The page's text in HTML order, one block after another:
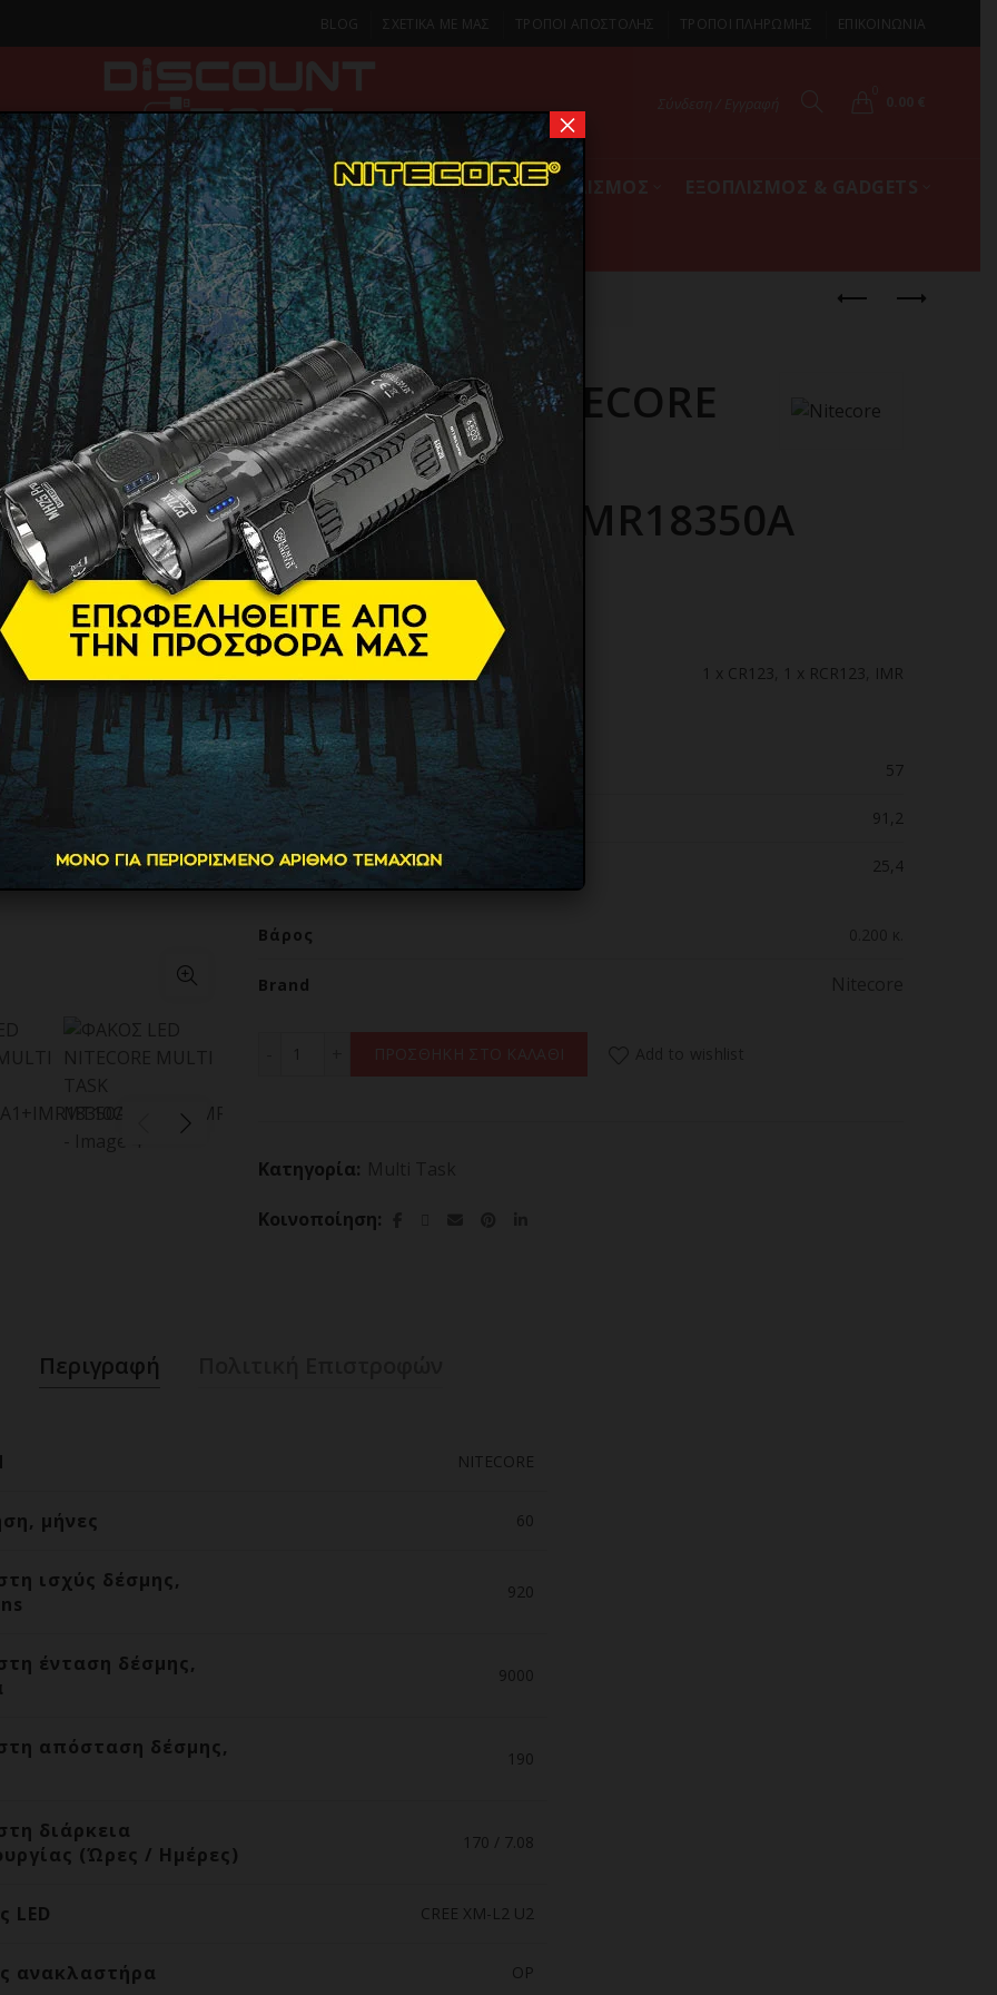
BLOG ΣΧΕΤΙΚΑ ΜΕ ΜΑΣ ΤΡΟΠΟΙ ΑΠΟΣΤΟΛΗΣ ΤΡΟΠΟΙ ΠΛΗΡΩΜΗΣ ΕΠΙΚΟΙΝΩΝΙΑ
SMARTPHONES & TABLETS ΦΑΚΟΙ ΟΙΚΙΑΚΟΣ ΕΞΟΠΛΙΣΜΟΣ
ΦΡΟΝΤΙΔΑ
Multi Task ΦΑΚΟΣ LED NITECORE MULTI TASK MT10C+LMA1+IMR18350A
ΦΑΚΟΣ LED NITECORE
MULTI TASK
MT10C+LMA1+IMR18350A
89.90€
Τροφοδοσία
Μπαταρία 1 x CR123 1 x RCR123 IMR
Διαστάσεις και βάρος
Βάρος, g 57
Μήκος, mm 91,2
Μέγεθος κεφαλής, mm 25,4
Βάρος
Brand
Κατηγορία:
Κοινοποίηση
Περιγραφή
NITECORE
μήνες 60
ισχύς δέσμης,
920
ένταση δέσμης,
9000
απόσταση δέσμης, 190
διάρκεια
(Ώρες / Ημέρες)
170 / 7.08
LED CREE XM-L2 U2
ανακλαστήρα OP
×